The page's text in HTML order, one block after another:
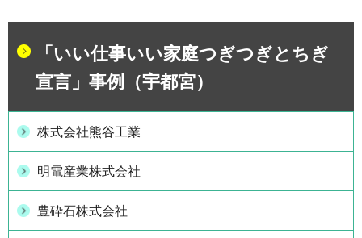
「いい仕事いい家庭つぎつぎとちぎ
宣言」事例（宇都宮）
株式会社熊谷工業
明電産業株式会社
豊砕石株式会社